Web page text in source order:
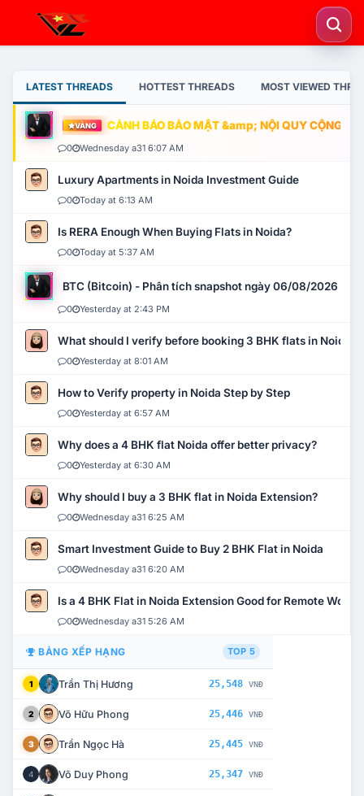
LATEST THREADS HOTTEST THREADS MOST VIEWED
VÀNG CẢNH BÁO BẢO MẬT &amp; NỘI QUY CỘNG
0 Wednesday a31 6:07 AM
Luxury Apartments in Noida Investment Guide
0 Today at 6:13 AM
Is RERA Enough When Buying Flats in Noida?
0 Today at 5:37 AM
BTC (Bitcoin) - Phân tích snapshot ngày 06/08/2026
0 Yesterday at 2:43 PM
What should I verify before booking 3 BHK flats in Noida?
0 Yesterday at 8:01 AM
How to Verify property in Noida Step by Step
0 Yesterday at 6:57 AM
Why does a 4 BHK flat Noida offer better privacy?
0 Yesterday at 6:30 AM
Why should I buy a 3 BHK flat in Noida Extension?
0 Wednesday a31 6:25 AM
Smart Investment Guide to Buy 2 BHK Flat in Noida
0 Wednesday a31 6:20 AM
Is a 4 BHK Flat in Noida Extension Good for Remote Work?
0 Wednesday a31 5:26 AM
BẢNG XẾP HẠNG TOP 5
1 Trần Thị Hương 25,548 VNĐ
2 Võ Hữu Phong 25,446 VNĐ
3 Trần Ngọc Hà 25,445 VNĐ
4 Võ Duy Phong 25,347 VNĐ